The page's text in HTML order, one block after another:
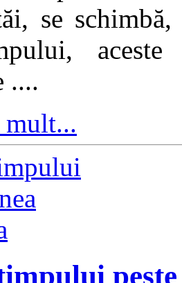
se schimbă,
....
mult...